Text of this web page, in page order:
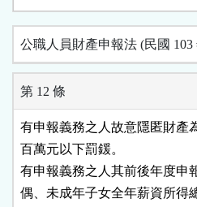
公職人員財產申報法 (民國 103
第 12 條
有申報義務之人故意隱匿財產
百萬元以下罰鍰。
有申報義務之人其前後年度申
偶、未成年子女全年薪資所得